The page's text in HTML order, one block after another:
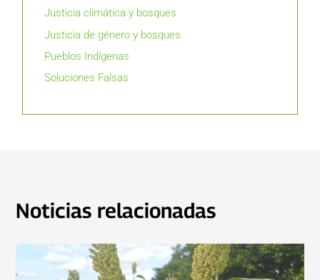
Justicia climática y bosques
Justicia de género y bosques
Pueblos Indígenas
Soluciones Falsas
Noticias relacionadas